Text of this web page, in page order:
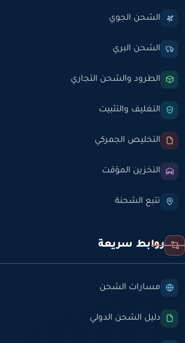
الشحن الجوي
الشحن البري
الطرود والشحن التجاري
التغليف والتثبيت
التخليص الجمركي
التخزين المؤقت
تتبع الشحنة
روابط سريعة
مسارات الشحن
دليل الشحن الدولي